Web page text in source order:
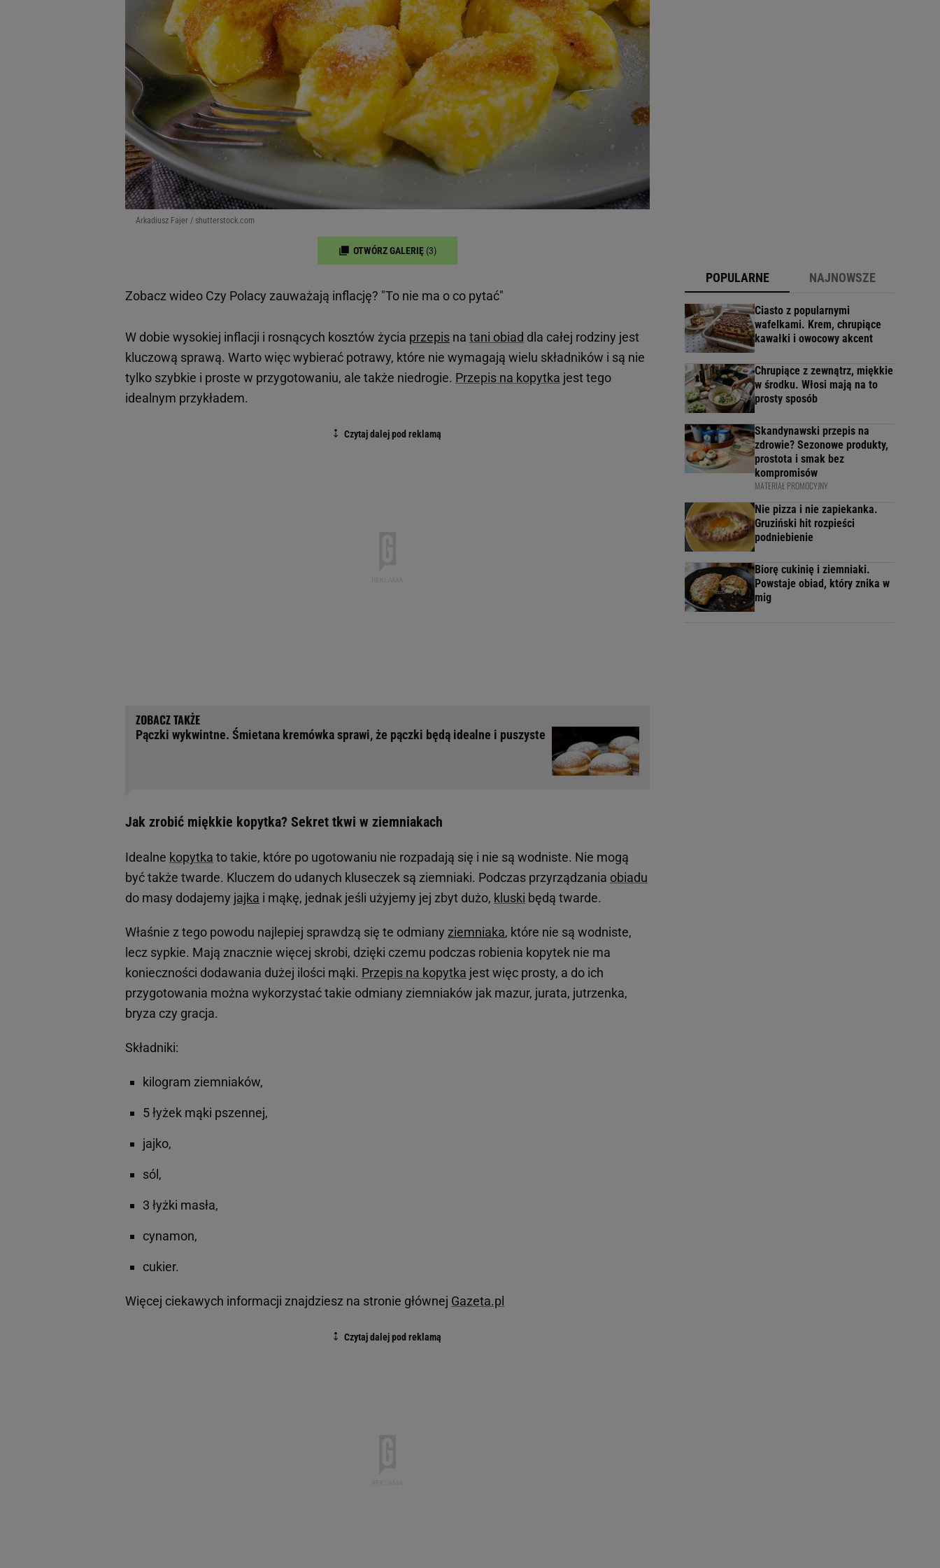
Arkadiusz Fajer / shutterstock.com
OTWÓRZ GALERIĘ (3)
Zobacz wideo Czy Polacy zauważają inflację? "To nie ma o co pytać"
W dobie wysokiej inflacji i rosnących kosztów życia przepis na tani obiad dla całej rodziny jest
kluczową sprawą. Warto więc wybierać potrawy, które nie wymagają wielu składników i są nie
tylko szybkie i proste w przygotowaniu, ale także niedrogie. Przepis na kopytka jest tego
idealnym przykładem.
Pączki wykwintne. Śmietana kremówka sprawi, że pączki będą idealne i puszyste
Jak zrobić miękkie kopytka? Sekret tkwi w ziemniakach
Idealne kopytka to takie, które po ugotowaniu nie rozpadają się i nie są wodniste. Nie mogą
być także twarde. Kluczem do udanych kluseczek są ziemniaki. Podczas przyrządzania obiadu
do masy dodajemy jajka i mąkę, jednak jeśli użyjemy jej zbyt dużo, kluski będą twarde.
Właśnie z tego powodu najlepiej sprawdzą się te odmiany ziemniaka, które nie są wodniste,
lecz sypkie. Mają znacznie więcej skrobi, dzięki czemu podczas robienia kopytek nie ma
konieczności dodawania dużej ilości mąki. Przepis na kopytka jest więc prosty, a do ich
przygotowania można wykorzystać takie odmiany ziemniaków jak mazur, jurata, jutrzenka,
bryza czy gracja.
Składniki:
kilogram ziemniaków,
5 łyżek mąki pszennej,
jajko,
sól,
3 łyżki masła,
cynamon,
cukier.
Więcej ciekawych informacji znajdziesz na stronie głównej Gazeta.pl
POPULARNE NAJNOWSZE
Ciasto z popularnymi
wafelkami. Krem, chrupiące
kawałki i owocowy akcent
Chrupiące z zewnątrz, miękkie
w środku. Włosi mają na to
prosty sposób
Skandynawski przepis na
zdrowie? Sezonowe produkty,
prostota i smak bez
kompromisów
MATERIAŁ PROMOCYJNY
Nie pizza i nie zapiekanka.
Gruziński hit rozpieści
podniebienie
Biorę cukinię i ziemniaki.
Powstaje obiad, który znika w
mig